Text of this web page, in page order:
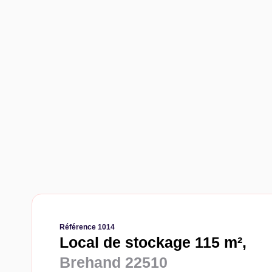
Référence 1014
Local de stockage 115 m²,
Brehand 22510